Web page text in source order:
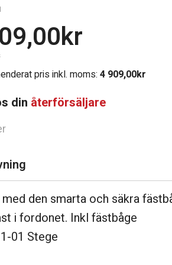
kr
pris inkl. moms:4 909,00kr
din återförsäljare
den smarta och säkra
i fordonet. Inkl fästbåge
01 Stege